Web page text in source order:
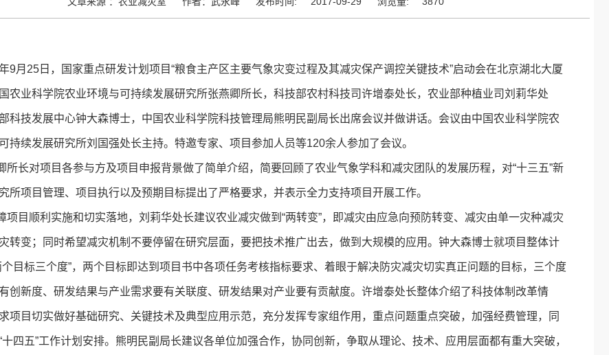
25日，国家重点研发计划项目“粮食主产区主要气象灾变过程及其减灾保产调控关键技术”启动会在北京湖北大厦
农业科学院农业环境与可持续发展研究所张燕卿所长，科技部农村科技司许增泰处长，农业部种植业司刘莉华处
科技发展中心钟大森博士，中国农业科学院科技管理局熊明民副局长出席会议并做讲话。会议由中国农业科学院农
持续发展研究所刘国强处长主持。特邀专家、项目参加人员等120余人参加了会议。
长对项目各参与方及项目申报背景做了简单介绍，简要回顾了农业气象学科和减灾团队的发展历程，对“十三五”新
所项目管理、项目执行以及预期目标提出了严格要求，并表示全力支持项目开展工作。
目顺利实施和切实落地，刘莉华处长建议农业减灾做到“两转变”，即减灾由应急向预防转变、减灾由单一灾种减灾
转变；同时希望减灾机制不要停留在研究层面，要把技术推广出去，做到大规模的应用。钟大森博士就项目整体计
个目标三个度”，两个目标即达到项目书中各项任务考核指标要求、着眼于解决防灾减灾切实真正问题的目标，三个度
创新度、研发结果与产业需求要有关联度、研发结果对产业要有贡献度。许增泰处长整体介绍了科技体制改革情
项目切实做好基础研究、关键技术及典型应用示范，充分发挥专家组作用，重点问题重点突破，加强经费管理，同
十四五”工作计划安排。熊明民副局长建议各单位加强合作，协同创新，争取从理论、技术、应用层面都有重大突破，